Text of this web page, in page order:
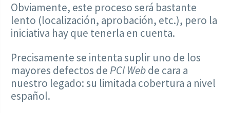
Obviamente, este proceso será bastante
lento (localización, aprobación, etc.), pero la
iniciativa hay que tenerla en cuenta.
Precisamente se intenta suplir uno de los
mayores defectos dePCI Webde cara a
nuestro legado: su limitada cobertura a nivel
español.